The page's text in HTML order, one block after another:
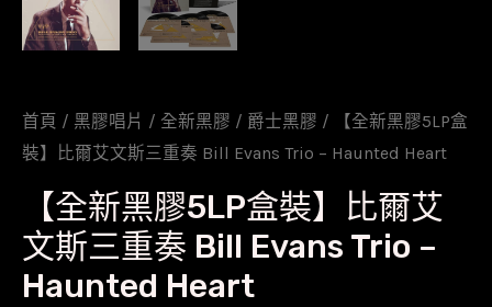
首頁 / 黑膠唱片 / 全新黑膠 / 爵士黑膠 / 【全新黑膠5LP盒
裝】比爾艾文斯三重奏 Bill Evans Trio – Haunted Heart
【全新黑膠5LP盒裝】比爾艾
文斯三重奏 Bill Evans Trio –
Haunted Heart